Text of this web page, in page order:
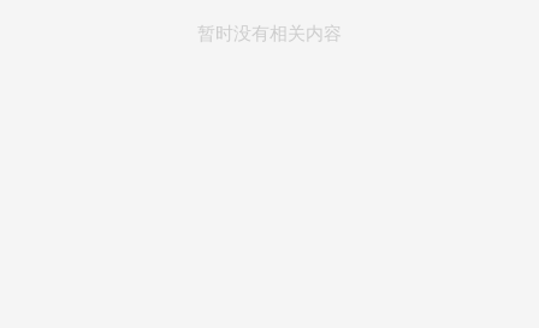
暂时没有相关内容